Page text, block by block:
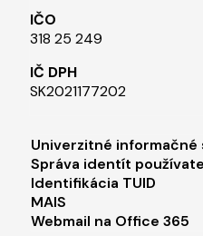
IČO
318 25 249
IČ DPH
SK2021177202​
Footer menu 1
Univerzitné informačné
Správa identít
Identifikácia TUID
MAIS
Webmail na Office 365